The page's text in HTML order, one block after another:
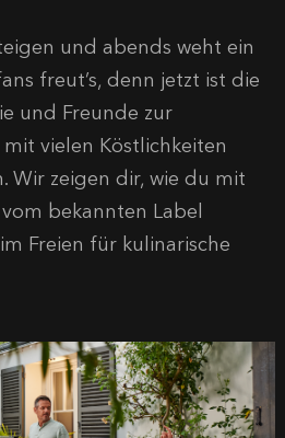
und abends weht ein
freut’s, denn jetzt ist die
und Freunde zur
vielen Köstlichkeiten
Wir zeigen dir, wie du mit
bekannten Label
Freien für kulinarische